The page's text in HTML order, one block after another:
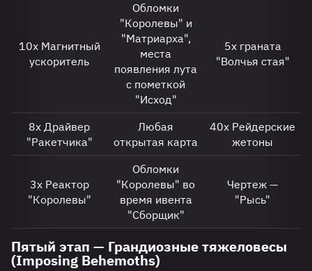
10х Магнитный
ускоритель
Обломки
"Королевы" и
"Матриарха",
места
появления лута
с пометкой
"Исход"
5х граната
"Волчья стая"
8х Драйвер
"Ракетчика"
Любая
открытая карта
40х Рейдерские
жетоны
3х Реактор
"Королевы"
Обломки
"Королевы" во
время ивента
"Сборщик"
Чертеж —
"Рысь"
Пятый этап — Грандиозные тяжеловесы
(Imposing Behemoths)